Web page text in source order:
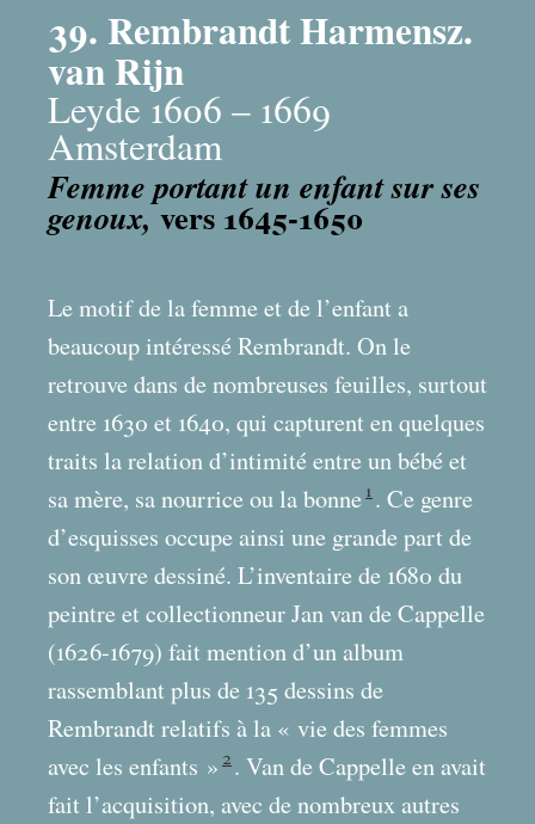
39. Rembrandt Harmensz.
van Rijn
Leyde 1606 – 1669
Amsterdam
Femme portant un enfant sur ses
genoux,vers 1645-1650
Le motif de la femme et de l’enfant a
beaucoup intéressé Rembrandt. On le
retrouve dans de nombreuses feuilles, surtout
entre 1630 et 1640, qui capturent en quelques
traits la relation d’intimité entre un bébé et
sa mère, sa nourrice ou la bonne 1 . Ce genre
d’esquisses occupe ainsi une grande part de
son œuvre dessiné. L’inventaire de 1680 du
peintre et collectionneur Jan van de Cappelle
(1626-1679) fait mention d’un album
rassemblant plus de 135 dessins de
Rembrandt relatifs à la « vie des femmes
avec les enfants » 2 . Van de Cappelle en avait
fait l’acquisition, avec de nombreux autres